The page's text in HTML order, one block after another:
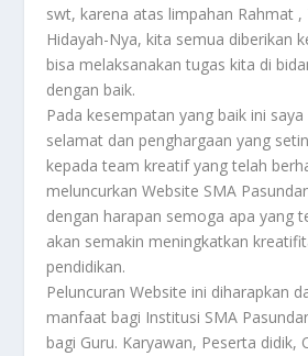
swt, karena atas limpahan Rahmat ,
Hidayah-Nya, kita semua diberikan
bisa melaksanakan tugas kita di
dengan baik.
Pada kesempatan yang baik ini
selamat dan penghargaan yang
kepada team kreatif yang telah
meluncurkan Website SMA
dengan harapan semoga apa yang
akan semakin meningkatkan
pendidikan.
Peluncuran Website ini diharapkan
manfaat bagi Institusi SMA
bagi Guru. Karyawan, Peserta didik,